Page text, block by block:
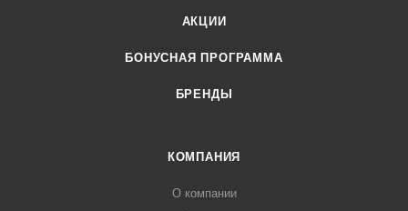
АКЦИИ
БОНУСНАЯ ПРОГРАММА
БРЕНДЫ
КОМПАНИЯ
О компании